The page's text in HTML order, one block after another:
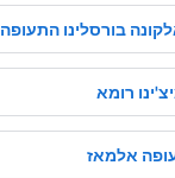
בורסלינו התעופה
רומא
אלמאז